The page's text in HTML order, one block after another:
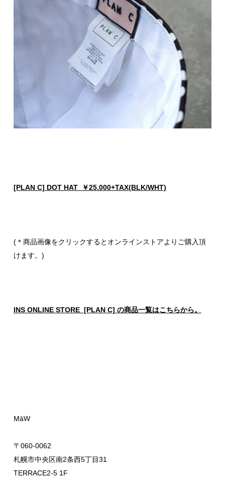
[PLAN C] DOT HAT ￥25.000+TAX(BLK/WHT)
(＊商品画像をクリックするとオンラインストアよりご購入頂
けます。)
INS ONLINE STORE [PLAN C] の商品一覧はこちらから。
MāW
〒060-0062
札幌市中央区南2条西5丁目31
TERRACE2-5 1F